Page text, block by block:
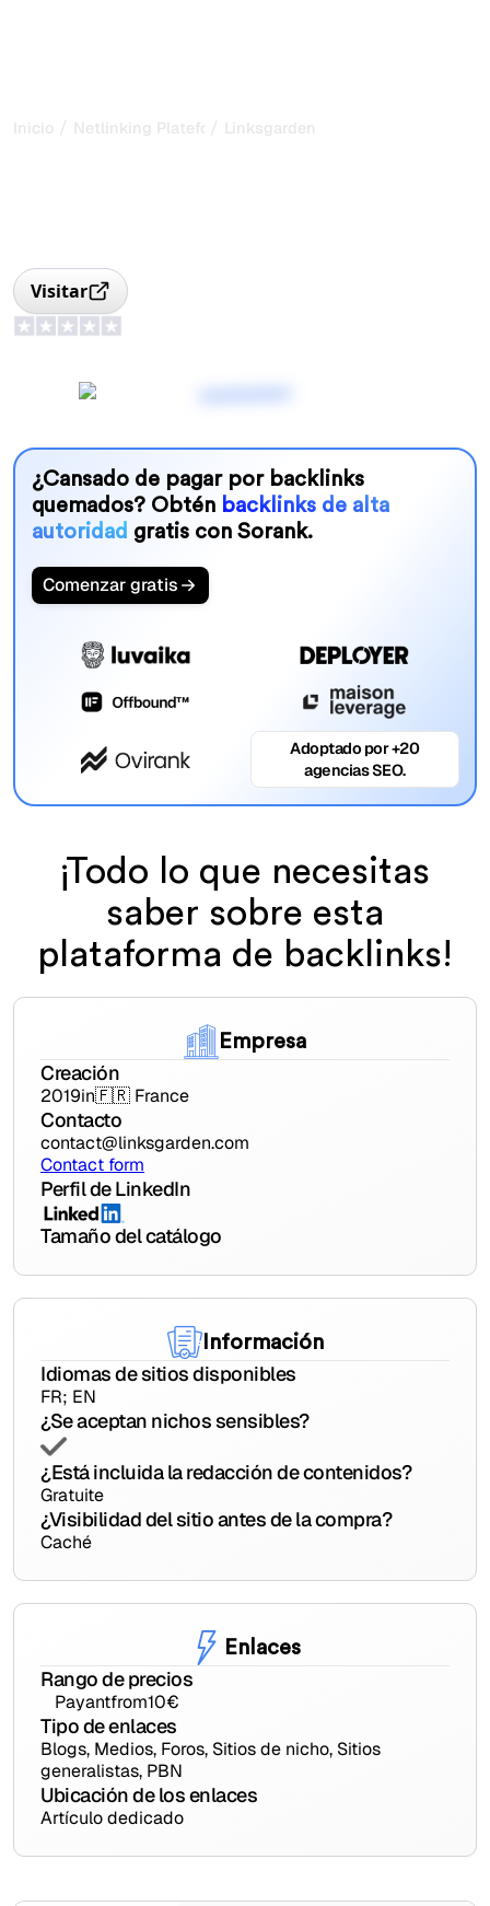
Inicio / Netlinking Plateform
/ Linksgarden
Visitar
¿Cansado de pagar por backlinks
quemados? Obtén backlinks de alta
autoridad gratis con Sorank.
Comenzar gratis
Adoptado por +20
agencias SEO.
¡Todo lo que necesitas
saber sobre esta
plataforma de backlinks!
Empresa
Creación
2019in🇫🇷 France
Contacto
contact@linksgarden.com
Contact form
Perfil de LinkedIn
Tamaño del catálogo
Información
Idiomas de sitios disponibles
FR; EN
¿Se aceptan nichos sensibles?
¿Está incluida la redacción de contenidos?
Gratuite
¿Visibilidad del sitio antes de la compra?
Caché
Enlaces
Rango de precios
Payantfrom10€
Tipo de enlaces
Blogs, Medios, Foros, Sitios de nicho, Sitios
generalistas, PBN
Ubicación de los enlaces
Artículo dedicado